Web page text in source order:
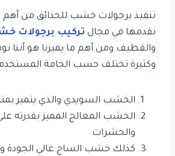
تنفيذ برجولات خشب للحدائق من أهم
نقدمها في مجال تركيب برجولات
والقطيف ومن أهم ما يميزنا هو أننا
وكثيرة تختلف حسب الخامة
الخشب السويدي والذي يتميز
الخشب المعالج المميز بقدرته
والحشرات.
كذلك خشب الساج عالي الجودة